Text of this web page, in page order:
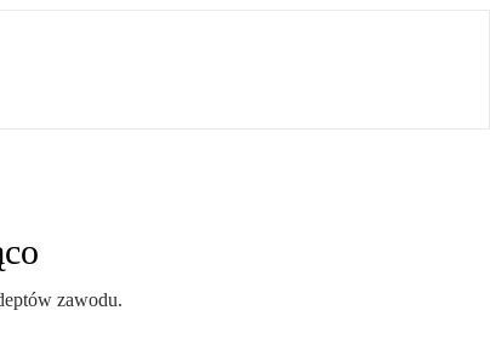
zawodu.